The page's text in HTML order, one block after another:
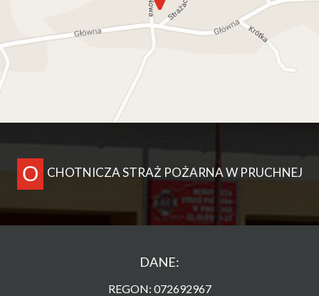
O CHOTNICZA STRAŻ POŻARNA W PRUCHNEJ
DANE:
REGON: 072692967